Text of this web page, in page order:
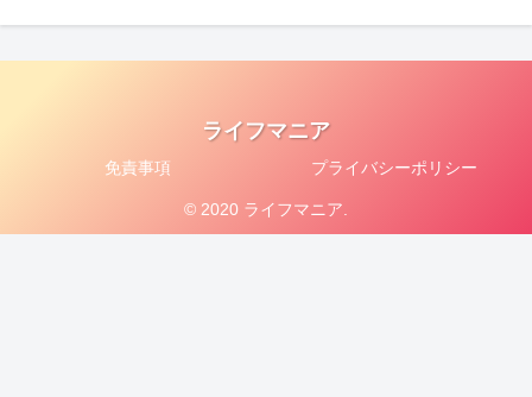
ライフマニア
免責事項 プライバシーポリシー
© 2020 ライフマニア.